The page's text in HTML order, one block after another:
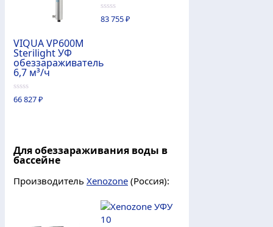
VIQUA VP600M
Sterilight УФ
обеззараживатель
6,7 м³/ч
0
из
66 827₽
0
из
83 755₽
Для обеззараживания воды в
бассейне
Производитель Xenozone (Россия):